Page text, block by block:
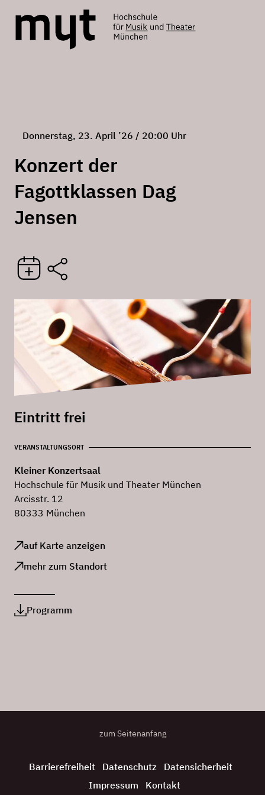
Donnerstag, 23. April ’26 / 20:00 Uhr
Konzert der
Fagottklassen Dag
Jensen
Eintritt frei
VERANSTALTUNGSORT
Kleiner Konzertsaal
Hochschule für Musik und Theater München
Arcisstr. 12
80333 München
auf Karte anzeigen
mehr zum Standort
Programm
zum Seitenanfang
Barrierefreiheit Datenschutz
Datensicherheit
Impressum
Kontakt